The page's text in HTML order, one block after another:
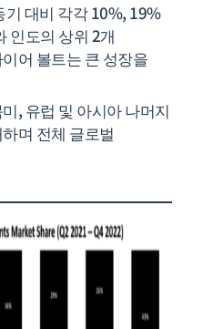
기 대비 각각 10%, 19%
인도의 상위 2개
어 볼트는 큰 성장을
, 유럽 및 아시아 나머지
며 전체 글로벌